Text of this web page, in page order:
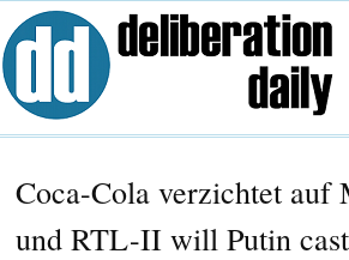
Coca-Cola verzichtet auf
und RTL-II will Putin